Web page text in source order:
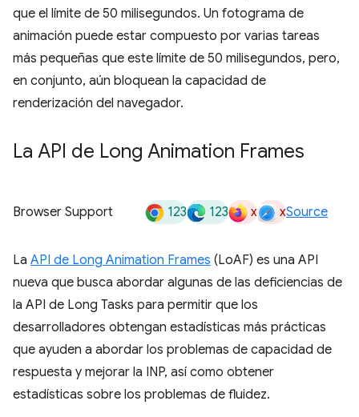
que el límite de 50 milisegundos. Un fotograma de
animación puede estar compuesto por varias tareas
más pequeñas que este límite de 50 milisegundos, pero,
en conjunto, aún bloquean la capacidad de
renderización del navegador.
La API de Long Animation Frames
Browser Support 123 123 x xSource
La API de Long Animation Frames (LoAF) es una API
nueva que busca abordar algunas de las deficiencias de
la API de Long Tasks para permitir que los
desarrolladores obtengan estadísticas más prácticas
que ayuden a abordar los problemas de capacidad de
respuesta y mejorar la INP, así como obtener
estadísticas sobre los problemas de fluidez.